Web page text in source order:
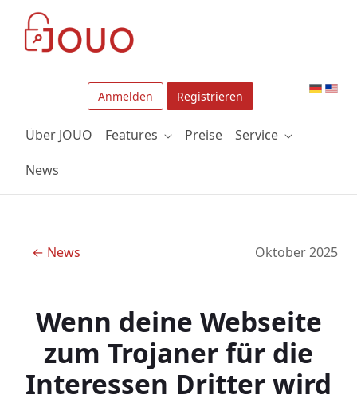
Zum Hauptinhalt springen
Über JOUO Features Preise
Service
News
Anmelden Registrieren
← News Oktober 2025
Wenn deine Webseite
zum Trojaner für die
Interessen Dritter wird